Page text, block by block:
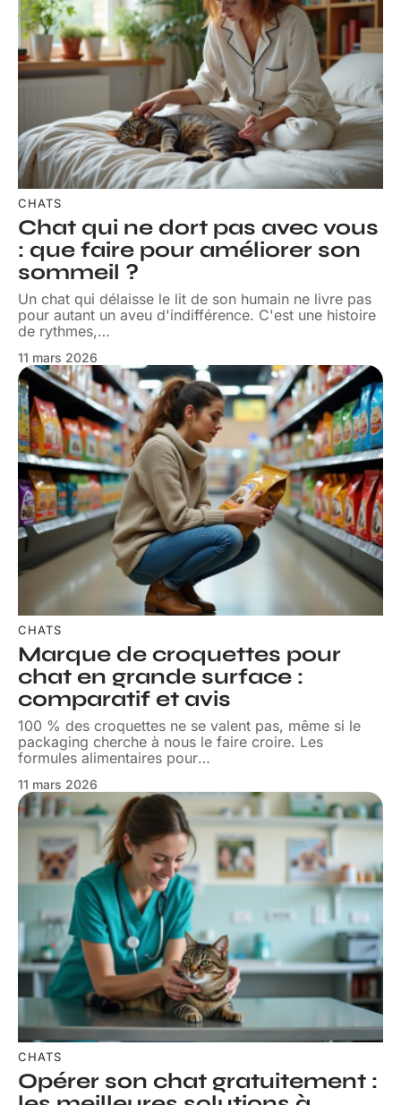
CHATS
Chat qui ne dort pas avec vous
: que faire pour améliorer son
sommeil ?
Un chat qui délaisse le lit de son humain ne livre pas
pour autant un aveu d'indifférence. C'est une histoire
de rythmes,…
11 mars 2026
CHATS
Marque de croquettes pour
chat en grande surface :
comparatif et avis
100 % des croquettes ne se valent pas, même si le
packaging cherche à nous le faire croire. Les
formules alimentaires pour…
11 mars 2026
CHATS
Opérer son chat gratuitement :